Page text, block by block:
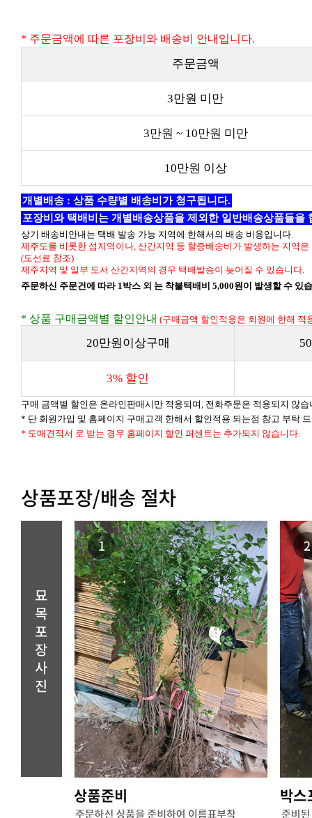
* 주문금액에 따른 포장비와 배송비 안내입니다.
주문금액
3만원 미만
3만원 ~ 10만원 미만
10만원 이상
개별배송 : 상품 수량별 배송비가 청구됩니다.
포장비와 택배비는 개별배송상품을 제외한 일반배송상품들을
상기 배송비안내는 택배 발송 가능 지역에 한해서의 배송 비용입니다.
제주도를 비롯한 섬지역이나, 산간지역 등 할증배송비가 발생하는 지역
(도선료 참조)
제주지역 및 일부 도서 산간지역의 경우 택배발송이 늦어질 수 있습니다.
주문하신 주문건에 따라 1박스 외 는 착불택배비 5,000원이 발생할 수 있
* 상품 구매금액별 할인안내 (구매금액 할인적용은 회원에 한해 적
20만원이상구매
3% 할인
구매 금액별 할인은 온라인판매시만 적용되며, 전화주문은 적용되지 않습
* 단 회원가입 및 홈페이지 구매고객 한해서 할인적용 되는점 참고 부탁
* 도매견적서 로 받는 경우 홈페이지 할인 퍼센트는 추가되지 않습니다.